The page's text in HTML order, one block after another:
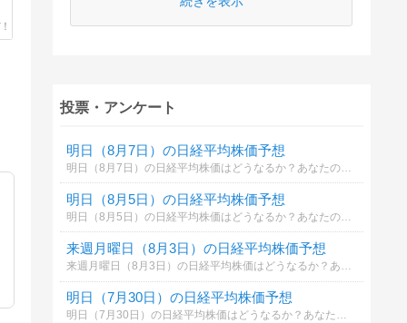
投票・アンケート
明日（8月7日）の日経平均株価予想
明日（8月5日）の日経平均株価予想
明日（8月5日）の日経平均株価はどうなるか？あなたの御意見を聞かせて下さい。勿論希望や勘でもかまいません。見るだけもＯＫ！
来週月曜日（8月3日）の日経平均株価予想
来週月曜日（8月3日）の日経平均株価はどうなるか？あなたの御意見を聞かせて下さい。勿論希望や勘でもかまいません。見るだけもＯＫ！
明日（7月30日）の日経平均株価予想
明日（7月30日）の日経平均株価はどうなるか？あなたの御意見を聞かせて下さい。勿論希望や勘でもかまいません。見るだけもＯＫ！